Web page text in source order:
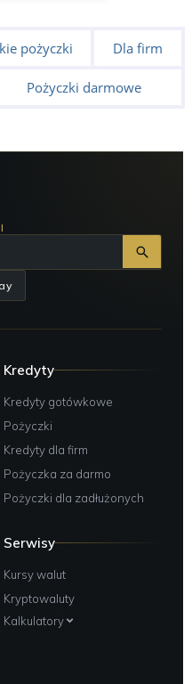
pożyczki Dla firm
Pożyczki darmowe
Kredyty
Kredyty gotówkowe
Pożyczki
Kredyty dla firm
Pożyczka za darmo
Pożyczki dla zadłużonych
Serwisy
Kursy walut
Kryptowaluty
Kalkulatory